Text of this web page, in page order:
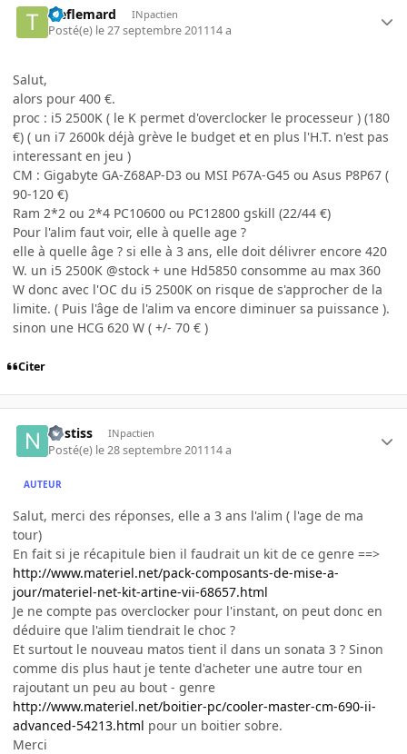
treflemard INpactien
Posté(e) le 27 septembre 201114 a
Salut,
alors pour 400 €.
proc : i5 2500K ( le K permet d'overclocker le processeur ) (180
€) ( un i7 2600k déjà grève le budget et en plus l'H.T. n'est pas
interessant en jeu )
CM : Gigabyte GA-Z68AP-D3 ou MSI P67A-G45 ou Asus P8P67 (
90-120 €)
Ram 2*2 ou 2*4 PC10600 ou PC12800 gskill (22/44 €)
Pour l'alim faut voir, elle à quelle age ?
elle à quelle âge ? si elle à 3 ans, elle doit délivrer encore 420
W. un i5 2500K @stock + une Hd5850 consomme au max 360
W donc avec l'OC du i5 2500K on risque de s'approcher de la
limite. ( Puis l'âge de l'alim va encore diminuer sa puissance ).
sinon une HCG 620 W ( +/- 70 € )
Citer
nostiss INpactien
Posté(e) le 28 septembre 201114 a
AUTEUR
Salut, merci des réponses, elle a 3 ans l'alim ( l'age de ma
tour)
En fait si je récapitule bien il faudrait un kit de ce genre ==>
http://www.materiel.net/pack-composants-de-mise-a-
jour/materiel-net-kit-artine-vii-68657.html
Je ne compte pas overclocker pour l'instant, on peut donc en
déduire que l'alim tiendrait le choc ?
Et surtout le nouveau matos tient il dans un sonata 3 ? Sinon
comme dis plus haut je tente d'acheter une autre tour en
rajoutant un peu au bout - genre
http://www.materiel.net/boitier-pc/cooler-master-cm-690-ii-
advanced-54213.html pour un boitier sobre.
Merci